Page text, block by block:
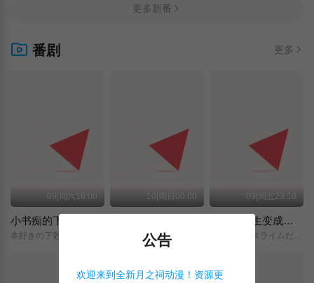
更多新番
番剧 更多
09|周六18:00 10|周日00:00 09|周五23:10
关于我转生变成史莱姆这档事 第四季
転生したらスライムだった件/第4期/
公告
欢迎来到全新月之祠动漫！资源更